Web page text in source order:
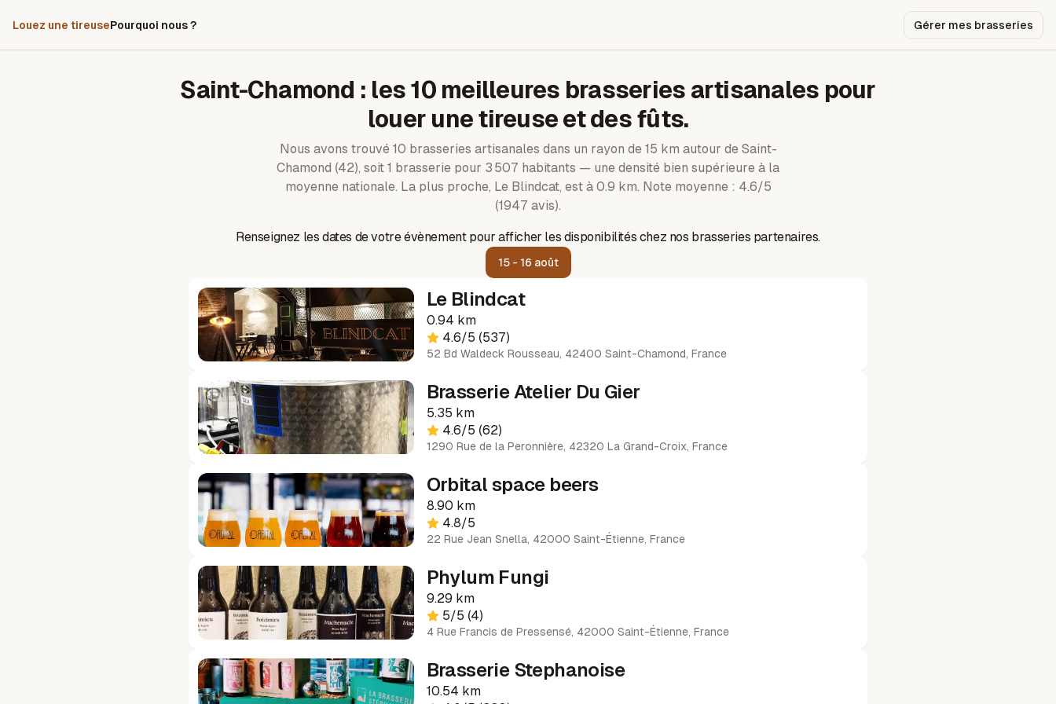
Louez une tireusePourquoi nous ? Gérer mes brasseries
Saint-Chamond : les 10meilleures brasseries artisanales pour
louer une tireuse et des fûts.
Nous avons trouvé 10 brasseries artisanales dans un rayon de 15 km autour de Saint-
Chamond (42), soit 1 brasserie pour 3 507 habitants — une densité bien supérieure à la
moyenne nationale. La plus proche, Le Blindcat, est à 0.9 km. Note moyenne : 4.6/5
(1947 avis).
Renseignez les dates de votre évènement pour afficher les disponibilités chez nos brasseries partenaires.
15 - 16 août
Le Blindcat
0.94 km
4.6/5 (537)
52 Bd Waldeck Rousseau, 42400 Saint-Chamond, France
Brasserie Atelier Du Gier
5.35 km
4.6/5 (62)
1290 Rue de la Peronnière, 42320 La Grand-Croix, France
Orbital space beers
8.90 km
4.8/5
22 Rue Jean Snella, 42000 Saint-Étienne, France
Phylum Fungi
9.29 km
5/5 (4)
4 Rue Francis de Pressensé, 42000 Saint-Étienne, France
Brasserie Stephanoise
10.54 km